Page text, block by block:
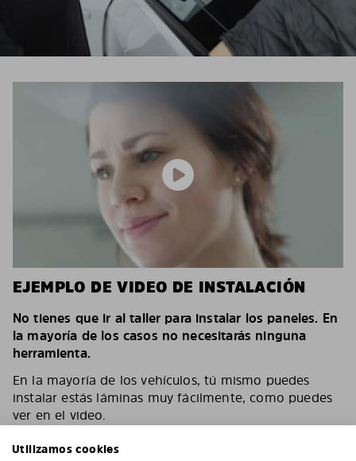
EJEMPLO DE VIDEO DE INSTALACIÓN
No tienes que ir al taller para instalar los paneles. En
la mayoría de los casos no necesitarás ninguna
herramienta.
En la mayoría de los vehículos, tú mismo puedes
instalar estás láminas muy fácilmente, como puedes
ver en el video.
Según el número de láminas y el vehículo, puedes
Utilizamos cookies